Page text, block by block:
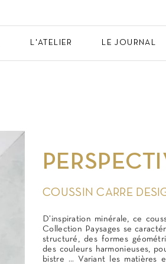
L'ATELIER LE JOURNAL
COUSSIN CARRE
D’inspiration minérale, ce
Collection Paysages se
structuré, des formes
des couleurs harmonieuses,
bistre … Variant les matières